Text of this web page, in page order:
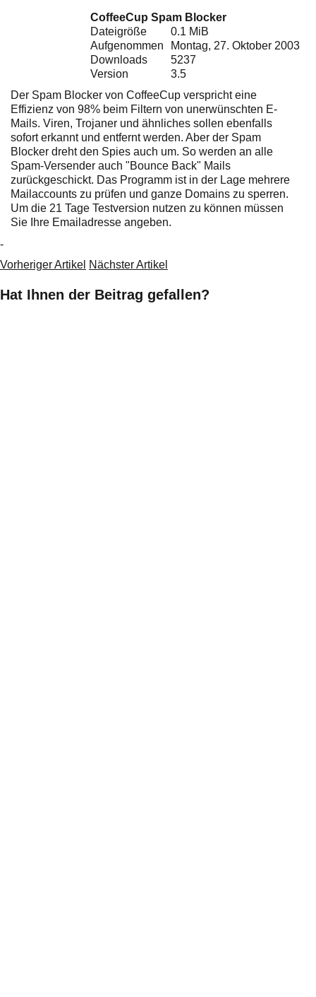
CoffeeCup Spam Blocker
Dateigröße
0.1 MiB
Aufgenommen
Montag, 27. Oktober 2003
Downloads
5237
Version
3.5
Der Spam Blocker von CoffeeCup verspricht eine
Effizienz von 98% beim Filtern von unerwünschten E-
Mails. Viren, Trojaner und ähnliches sollen ebenfalls
sofort erkannt und entfernt werden. Aber der Spam
Blocker dreht den Spies auch um. So werden an alle
Spam-Versender auch "Bounce Back" Mails
zurückgeschickt. Das Programm ist in der Lage mehrere
Mailaccounts zu prüfen und ganze Domains zu sperren.
Um die 21 Tage Testversion nutzen zu können müssen
Sie Ihre Emailadresse angeben.
-
Vorheriger Artikel Nächster Artikel
Hat Ihnen der Beitrag gefallen?
E-Mail bestätigen